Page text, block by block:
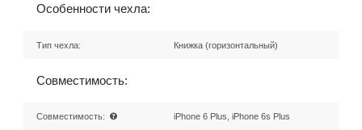
Особенности чехла:
Тип чехла: Книжка (горизонтальный)
Совместимость:
Совместимость: iPhone 6 Plus, iPhone 6s Plus